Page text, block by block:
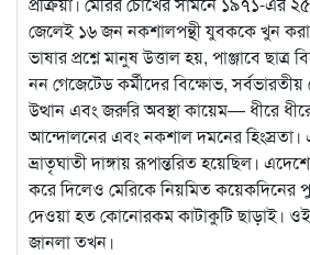
জেলেই ১৬ জন নকশালপন্থী যুবককে খুন
ভাষার প্রশ্নে মানুষ উত্তাল হয়, পাঞ্জাবে ছাত্র
নন গেজেটেড কর্মীদের বিক্ষোভ,
উত্থান এবং জরুরি অবস্থা কায়েম— ধীরে
আন্দোলনের এবং নকশাল দমনের হিংস্রতা।
ভ্রাতৃঘাতী দাঙ্গায় রূপান্তরিত হয়েছিল।
করে দিলেও মেরিকে নিয়মিত
দেওয়া হত কোনোরকম কাটাকুটি ছাড়াই।
জানলা তখন।